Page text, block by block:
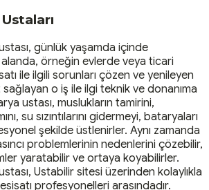
günlük yaşamda içinde
örneğin evlerde veya ticari
ile ilgili sorunları çözen ve yenileyen
o iş ile ilgi teknik ve donanıma
ustası, muslukların tamirini,
su sızıntılarını gidermeyi, bataryaları
şekilde üstlenirler. Aynı zamanda
problemlerinin nedenlerini çözebilir,
yaratabilir ve ortaya koyabilirler.
Ustabilir sitesi üzerinden kolaylıkla
profesyonelleri arasındadır.